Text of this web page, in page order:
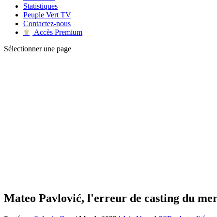
Statistiques
Peuple Vert TV
Contactez-nous
♛
Accès Premium
Sélectionner une page
Mateo Pavlović, l'erreur de casting du